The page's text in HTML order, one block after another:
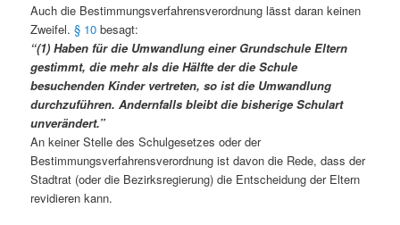
Auch die Bestimmungsverfahrensverordnung lässt daran keinen
Zweifel.§ 10 besagt:
“(1) Haben für die Umwandlung einer Grundschule Eltern
gestimmt, die mehr als die Hälfte der die Schule
besuchenden Kinder vertreten, so ist die Umwandlung
durchzuführen. Andernfalls bleibt die bisherige Schulart
unverändert.”
An keiner Stelle des Schulgesetzes oder der
Bestimmungsverfahrensverordnung ist davon die Rede, dass der
Stadtrat (oder die Bezirksregierung) die Entscheidung der Eltern
revidieren kann.